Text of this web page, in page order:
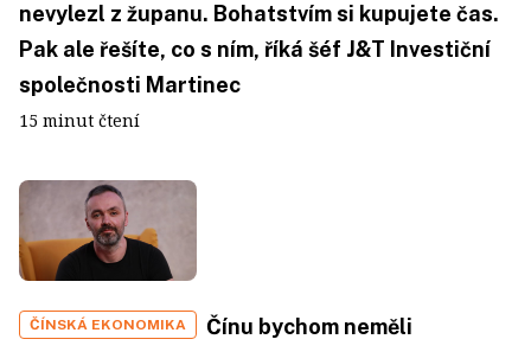
nevylezl z županu. Bohatstvím si kupujete čas.
Pak ale řešíte, co s ním, říká šéf J&T Investiční
společnosti Martinec
15 minut čtení
ČÍNSKÁ EKONOMIKA
Čínu bychom neměli